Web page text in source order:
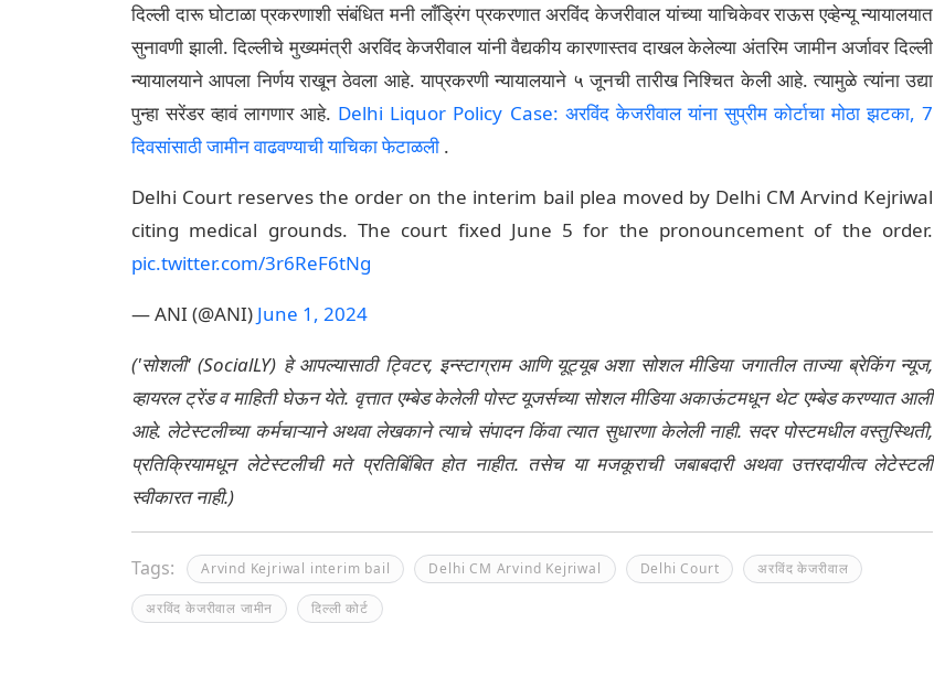
दिल्ली दारू घोटाळा प्रकरणाशी संबंधित मनी लाँड्रिंग प्रकरणात अरविंद केजरीवाल यांच्या याचिकेवर राऊस एव्हेन्यू न्यायालयात
सुनावणी झाली. दिल्लीचे मुख्यमंत्री अरविंद केजरीवाल यांनी वैद्यकीय कारणास्तव दाखल केलेल्या अंतरिम जामीन अर्जावर दिल्ली
न्यायालयाने आपला निर्णय राखून ठेवला आहे. याप्रकरणी न्यायालयाने ५ जूनची तारीख निश्चित केली आहे. त्यामुळे त्यांना उद्या
पुन्हा सरेंडर व्हावं लागणार आहे. Delhi Liquor Policy Case: अरविंद केजरीवाल यांना सुप्रीम कोर्टाचा मोठा झटका, 7
दिवसांसाठी जामीन वाढवण्याची याचिका फेटाळली .
Delhi Court reserves the order on the interim bail plea moved by Delhi CM Arvind Kejriwal
citing medical grounds. The court fixed June 5 for the pronouncement of the order.
pic.twitter.com/3r6ReF6tNg
— ANI (@ANI) June 1, 2024
('सोशली' (SocialLY) हे आपल्यासाठी ट्विटर, इन्स्टाग्राम आणि यूट्यूब अशा सोशल मीडिया जगातील ताज्या ब्रेकिंग न्यूज,
व्हायरल ट्रेंड व माहिती घेऊन येते. वृत्तात एम्बेड केलेली पोस्ट यूजर्सच्या सोशल मीडिया अकाऊंटमधून थेट एम्बेड करण्यात आली
आहे. लेटेस्टलीच्या कर्मचाऱ्याने अथवा लेखकाने त्याचे संपादन किंवा त्यात सुधारणा केलेली नाही. सदर पोस्टमधील वस्तुस्थिती,
प्रतिक्रियामधून लेटेस्टलीची मते प्रतिबिंबित होत नाहीत. तसेच या मजकूराची जबाबदारी अथवा उत्तरदायीत्व लेटेस्टली
स्वीकारत नाही.)
Tags: Arvind Kejriwal interim bail Delhi CM Arvind Kejriwal Delhi Court अरविंद केजरीवाल
अरविंद केजरीवाल जामीन दिल्ली कोर्ट